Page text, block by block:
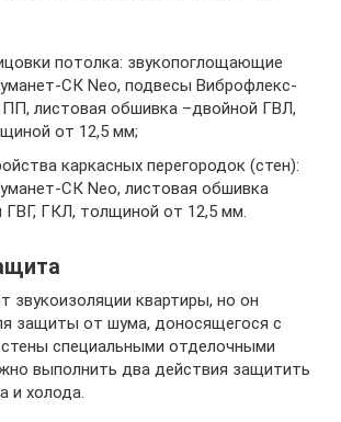
потолка: звукопоглощающие
СК Neo, подвесы Виброфлекс-
листовая обшивка –двойной ГВЛ,
от 12,5 мм;
каркасных перегородок (стен):
СК Neo, листовая обшивка
ГКЛ, толщиной от 12,5 мм.
звукоизоляции квартиры, но он
защиты от шума, доносящегося с
специальными отделочными
выполнить два действия защитить
и холода.